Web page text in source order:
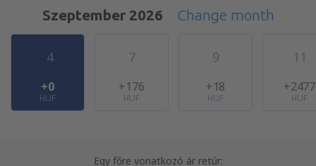
Szeptember 2026
Change month
4
+0
HUF
7
+176
HUF
9
+18
HUF
11
+2477
HUF
Egy főre vonatkozó ár retúr: